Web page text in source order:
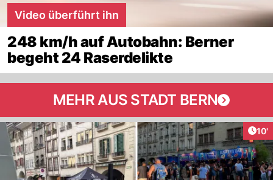
Video überführt ihn
248 km/h auf Autobahn: Berner
begeht 24 Raserdelikte
MEHR AUS STADT BERN
10'